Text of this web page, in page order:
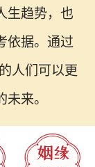
生趋势，也
依据。通过
人们可以更
来。